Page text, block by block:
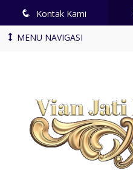
q Kontak Kami
MENU NAVIGASI